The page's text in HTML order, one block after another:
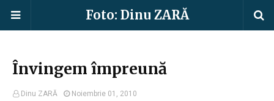
Foto: Dinu ZARĂ
Învingem împreună
Dinu ZARĂ Noiembrie 01, 2010